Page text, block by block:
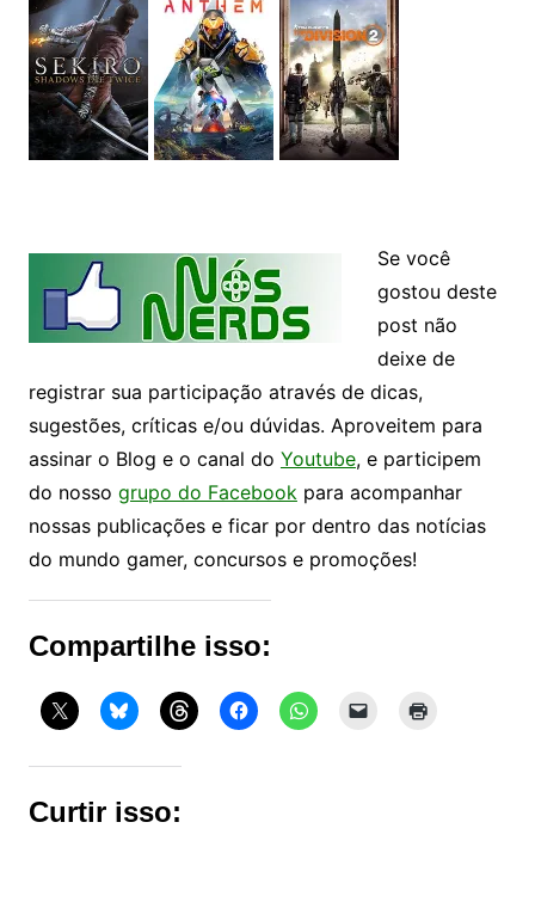
Se você
gostou deste
post não
deixe de
registrar sua participação através de dicas,
sugestões, críticas e/ou dúvidas. Aproveitem para
assinar o Blog e o canal do Youtube, e participem
do nosso grupo do Facebookpara acompanhar
nossas publicações e ficar por dentro das notícias
do mundo gamer, concursos e promoções!
Compartilhe isso:
Curtir isso: